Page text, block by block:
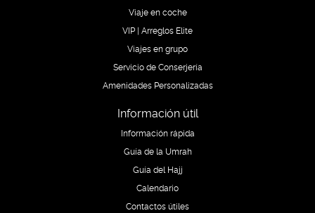
Viaje en coche
VIP | Arreglos Elite
Viajes en grupo
Servicio de Conserjería
Amenidades Personalizadas
Información útil
Información rápida
Guía de la Umrah
Guía del Hajj
Calendario
Contactos útiles